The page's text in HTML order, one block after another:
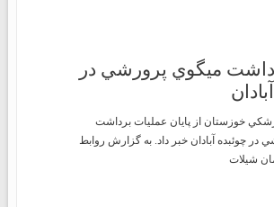
ميگوي پرورشي در
خوزستان از پايان عمليات برداشت
در چوئبده آبادان خبر داد. به گزارش روابط
شيلات